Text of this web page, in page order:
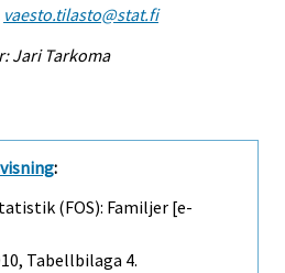
vaesto.tilasto@stat.fi
Jari Tarkoma
:
(FOS): Familjer [e-
Tabellbilaga 4.